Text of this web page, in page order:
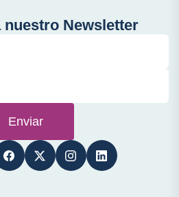
nuestro Newsletter
Enviar